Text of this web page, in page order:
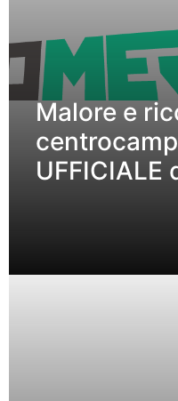
Malore e
UFFICIALE